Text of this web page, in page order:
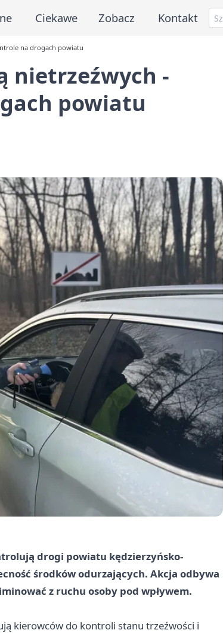
Ciekawe Zobacz Kontakt
na drogach powiatu
nietrzeźwych -
powiatu
drogi powiatu kędzierzyńsko-
środków odurzających. Akcja odbywa
z ruchu osoby pod wpływem.
kierowców do kontroli stanu trzeźwości i